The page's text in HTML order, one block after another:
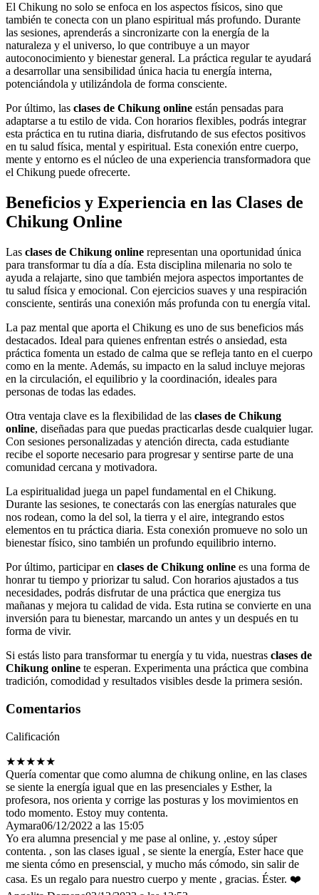
El Chikung no solo se enfoca en los aspectos físicos, sino que
también te conecta con un plano espiritual más profundo. Durante
las sesiones, aprenderás a sincronizarte con la energía de la
naturaleza y el universo, lo que contribuye a un mayor
autoconocimiento y bienestar general. La práctica regular te ayudará
a desarrollar una sensibilidad única hacia tu energía interna,
potenciándola y utilizándola de forma consciente.
Por último, las clases de Chikung online están pensadas para
adaptarse a tu estilo de vida. Con horarios flexibles, podrás integrar
esta práctica en tu rutina diaria, disfrutando de sus efectos positivos
en tu salud física, mental y espiritual. Esta conexión entre cuerpo,
mente y entorno es el núcleo de una experiencia transformadora que
el Chikung puede ofrecerte.
Beneficios y Experiencia en las Clases de
Chikung Online
Las clases de Chikung online representan una oportunidad única
para transformar tu día a día. Esta disciplina milenaria no solo te
ayuda a relajarte, sino que también mejora aspectos importantes de
tu salud física y emocional. Con ejercicios suaves y una respiración
consciente, sentirás una conexión más profunda con tu energía vital.
La paz mental que aporta el Chikung es uno de sus beneficios más
destacados. Ideal para quienes enfrentan estrés o ansiedad, esta
práctica fomenta un estado de calma que se refleja tanto en el cuerpo
como en la mente. Además, su impacto en la salud incluye mejoras
en la circulación, el equilibrio y la coordinación, ideales para
personas de todas las edades.
Otra ventaja clave es la flexibilidad de las clases de Chikung
online, diseñadas para que puedas practicarlas desde cualquier lugar.
Con sesiones personalizadas y atención directa, cada estudiante
recibe el soporte necesario para progresar y sentirse parte de una
comunidad cercana y motivadora.
La espiritualidad juega un papel fundamental en el Chikung.
Durante las sesiones, te conectarás con las energías naturales que
nos rodean, como la del sol, la tierra y el aire, integrando estos
elementos en tu práctica diaria. Esta conexión promueve no solo un
bienestar físico, sino también un profundo equilibrio interno.
Por último, participar en clases de Chikung online es una forma de
honrar tu tiempo y priorizar tu salud. Con horarios ajustados a tus
necesidades, podrás disfrutar de una práctica que energiza tus
mañanas y mejora tu calidad de vida. Esta rutina se convierte en una
inversión para tu bienestar, marcando un antes y un después en tu
forma de vivir.
Si estás listo para transformar tu energía y tu vida, nuestras clases de
Chikung online te esperan. Experimenta una práctica que combina
tradición, comodidad y resultados visibles desde la primera sesión.
Comentarios
Calificación
★★★★★
Quería comentar que como alumna de chikung online, en las clases
se siente la energía igual que en las presenciales y Esther, la
profesora, nos orienta y corrige las posturas y los movimientos en
todo momento. Estoy muy contenta.
Aymara06/12/2022 a las 15:05
Yo era alumna presencial y me pase al online, y. ,estoy súper
contenta. , son las clases igual , se siente la energía, Ester hace que
me sienta cómo en presenscial, y mucho más cómodo, sin salir de
casa. Es un regalo para nuestro cuerpo y mente , gracias. Éster. ❤️